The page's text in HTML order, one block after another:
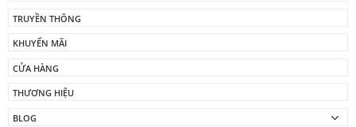
TRUYỀN THÔNG
KHUYẾN MÃI
CỬA HÀNG
THƯƠNG HIỆU
BLOG